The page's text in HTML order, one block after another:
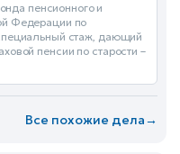
пенсионного и
Федерации по
стаж, дающий
пенсии по старости –
Все похожие дела→